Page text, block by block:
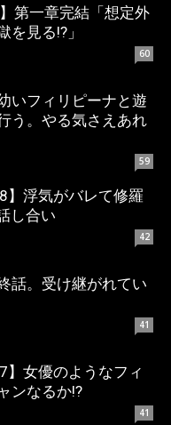
第一章完結「想定外
を見る!?」
60
いフィリピーナと遊
う。やる気さえあれ
59
】浮気がバレて修羅
し合い
42
話。受け継がれてい
41
】女優のようなフィ
ンなるか!?
41